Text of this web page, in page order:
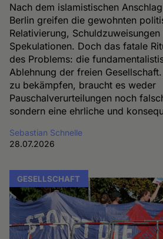
Nach dem islamistischen
Berlin greifen die gewohnten
Relativierung,
Spekulationen. Doch das fatale
des Problems: die
Ablehnung der freien
zu bekämpfen, braucht es weder
Pauschalverurteilungen noch
sondern eine ehrliche und
Sebastian Schnelle
28.07.2026
GESELLSCHAFT